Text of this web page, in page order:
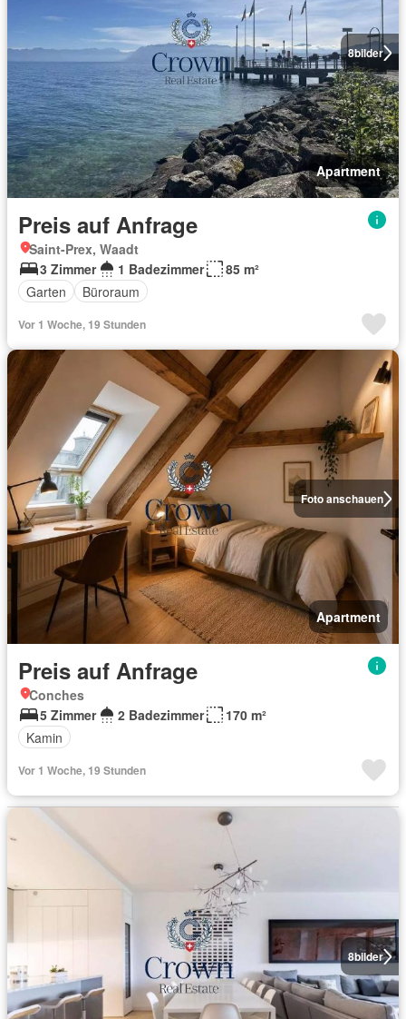
8bilder
Apartment
Preis auf Anfrage
Saint-Prex, Waadt
3 Zimmer
1 Badezimmer
85 m²
Garten
Büroraum
Vor 1 Woche, 19 Stunden
Foto anschauen
Apartment
Preis auf Anfrage
Conches
5 Zimmer
2 Badezimmer
170 m²
Kamin
Vor 1 Woche, 19 Stunden
8bilder